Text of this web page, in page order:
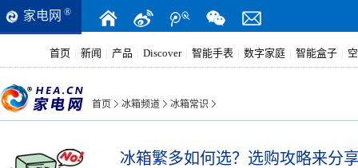
家电网 ®
首页 新闻 产品 Discover 智能手表 数字家庭 智能盒子
首页 冰箱频道 冰箱常识
冰箱繁多如何选？选购攻略来分